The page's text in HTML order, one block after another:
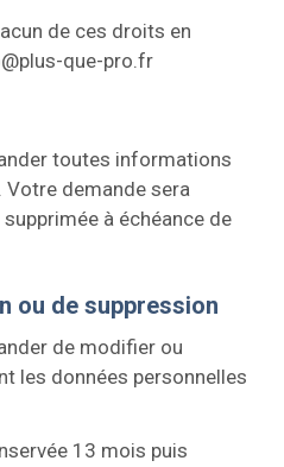
de ces droits en
que-pro.fr
toutes informations
Votre demande sera
à échéance de
ou de suppression
de modifier ou
les données personnelles
13 mois puis